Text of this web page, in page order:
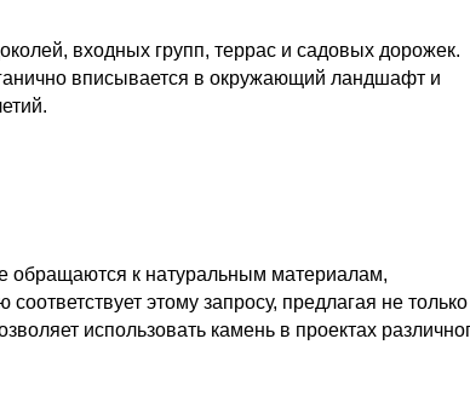
входных групп, террас и садовых дорожек.
вписывается в окружающий ландшафт и
обращаются к натуральным материалам,
этому запросу, предлагая не только
использовать камень в проектах